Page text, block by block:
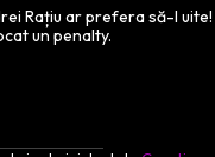
Rațiu ar prefera să-l
un penalty.